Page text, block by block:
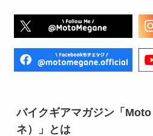
バイクギアマガジン「
ネ）」とは